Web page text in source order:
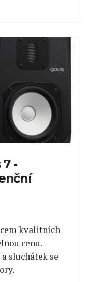
-
kvalitních
cenu.
sluchátek se